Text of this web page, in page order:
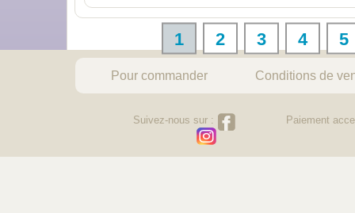
1 2 3 4 5
Pour commander Conditions de
Suivez-nous sur : Paiement